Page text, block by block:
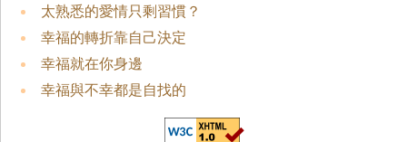
太熟悉的愛情只剩習慣？
幸福的轉折靠自己決定
幸福就在你身邊
幸福與不幸都是自找的